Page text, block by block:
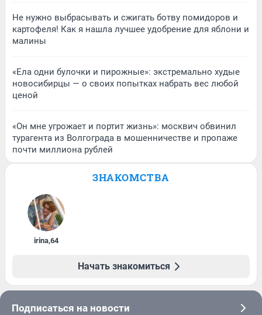
Не нужно выбрасывать и сжигать ботву помидоров и
картофеля! Как я нашла лучшее удобрение для яблони и
малины
«Ела одни булочки и пирожные»: экстремально худые
новосибирцы — о своих попытках набрать вес любой
ценой
«Он мне угрожает и портит жизнь»: москвич обвинил
турагента из Волгограда в мошенничестве и пропаже
почти миллиона рублей
ЗНАКОМСТВА
irina,64
Начать знакомиться
Подписаться на новости